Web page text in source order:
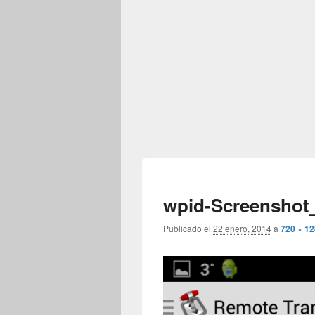
wpid-
Publicado el 22 enero, 2014a 720 ×